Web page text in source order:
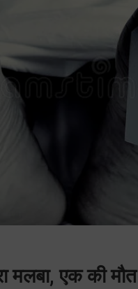
मलबा, एक की मौत